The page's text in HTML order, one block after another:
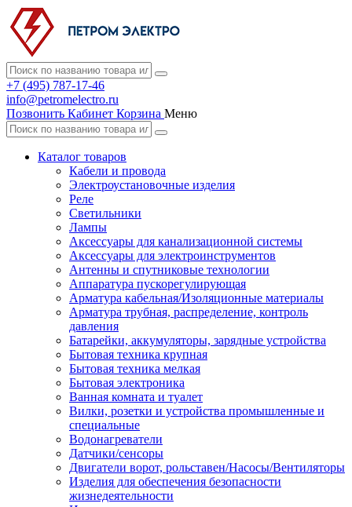
+7 (495) 787-17-46
info@petromelectro.ru
Позвонить Кабинет Корзина Меню
Каталог товаров
Кабели и провода
Электроустановочные изделия
Реле
Светильники
Лампы
Аксессуары для канализационной системы
Аксессуары для электроинструментов
Антенны и спутниковые технологии
Аппаратура пускорегулирующая
Арматура кабельная/Изоляционные материалы
Арматура трубная, распределение, контроль
давления
Батарейки, аккумуляторы, зарядные устройства
Бытовая техника крупная
Бытовая техника мелкая
Бытовая электроника
Ванная комната и туалет
Вилки, розетки и устройства промышленные и
специальные
Водонагреватели
Датчики/сенсоры
Двигатели ворот, рольставен/Насосы/Вентиляторы
Изделия для обеспечения безопасности
жизнедеятельности